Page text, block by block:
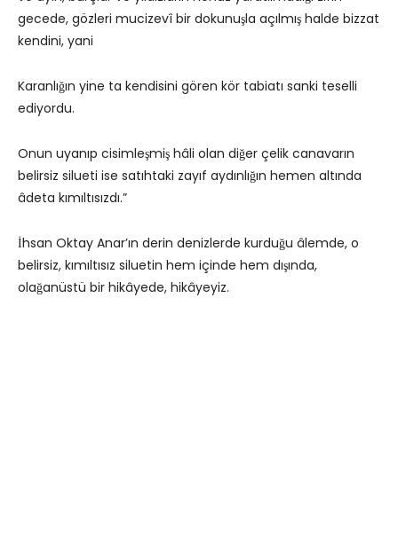
gecede, gözleri mucizevî bir dokunuşla açılmış halde bizzat
kendini, yani
Karanlığın yine ta kendisini gören kör tabiatı sanki teselli
ediyordu.
Onun uyanıp cisimleşmiş hâli olan diğer çelik canavarın
belirsiz silueti ise satıhtaki zayıf aydınlığın hemen altında
âdeta kımıltısızdı.”
İhsan Oktay Anar’ın derin denizlerde kurduğu âlemde, o
belirsiz, kımıltısız siluetin hem içinde hem dışında,
olağanüstü bir hikâyede, hikâyeyiz.